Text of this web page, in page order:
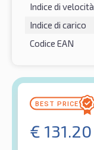
Indice di velocità
Indice di carico
Codice EAN
€ 131.20